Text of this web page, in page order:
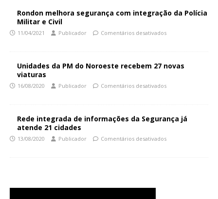
Rondon melhora segurança com integração da Polícia
Militar e Civil
11/04/2021 Publicador Comentários desativados
Unidades da PM do Noroeste recebem 27 novas
viaturas
16/08/2020 Publicador Comentários desativados
Rede integrada de informações da Segurança já
atende 21 cidades
13/08/2020 Publicador Comentários desativados